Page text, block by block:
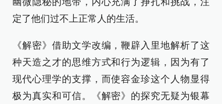
定了他们过不上正常人的生活。
《解密》借助文学改编，鞭辟入里地解析了这
种天造之才的思维方式和行为逻辑，因为有了
现代心理学的支撑，而使容金珍这个人物显得
极为真实和可信。《解密》的探究无疑为银幕